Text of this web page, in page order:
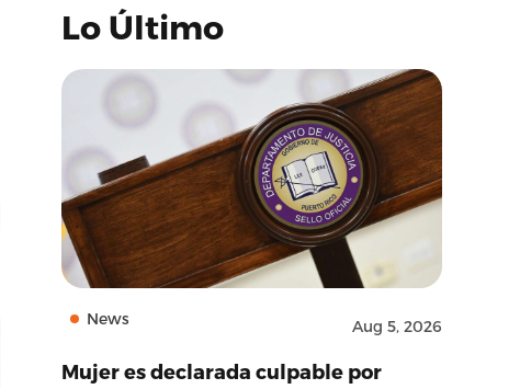
Lo Último
News Aug 5, 2026
Mujer es declarada culpable por